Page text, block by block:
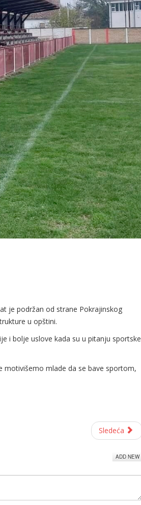
je podržan od strane Pokrajinskog
u opštini.
i bolje uslove kada su u pitanju sportske
motivišemo mlade da se bave sportom,
Sledeća
ADD NEW